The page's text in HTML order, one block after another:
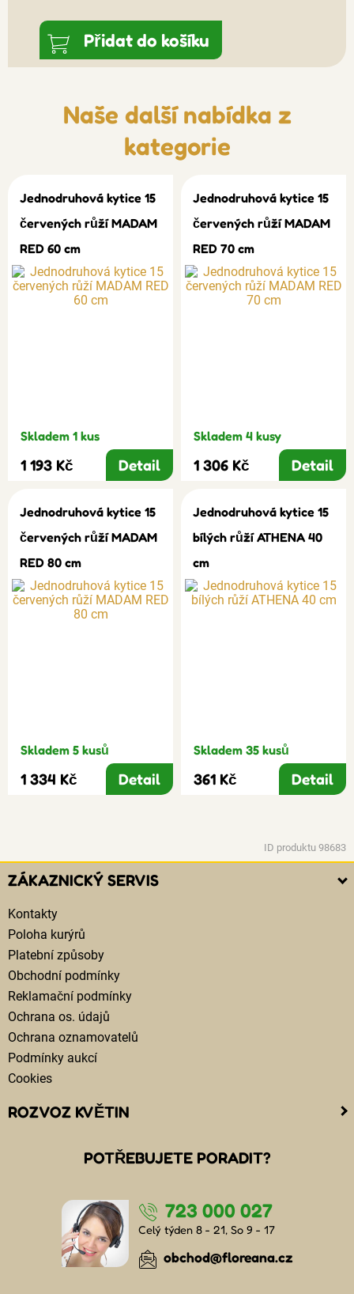
Přidat do košíku
Naše další nabídka z
kategorie
Jednodruhová kytice 15
červených růží MADAM
RED 60 cm
Skladem 1 kus
1 193 Kč Detail
Jednodruhová kytice 15
červených růží MADAM
RED 70 cm
Skladem 4 kusy
1 306 Kč Detail
Jednodruhová kytice 15
červených růží MADAM
RED 80 cm
Skladem 5 kusů
1 334 Kč Detail
Jednodruhová kytice 15
bílých růží ATHENA 40
cm
Skladem 35 kusů
361 Kč Detail
ID produktu 98683
ZÁKAZNICKÝ SERVIS
Kontakty
Poloha kurýrů
Platební způsoby
Obchodní podmínky
Reklamační podmínky
Ochrana os. údajů
Ochrana oznamovatelů
Podmínky aukcí
Cookies
ROZVOZ KVĚTIN
Kam doručujeme květiny
Cena za doručení květin
Doručení květin sledujete online
Kdo jsou lidé, kteří doručují kytice
Odkud květiny doručujeme
POTŘEBUJETE PORADIT?
723 000 027
Celý týden 8 - 21, So 9 - 17
obchod@floreana.cz